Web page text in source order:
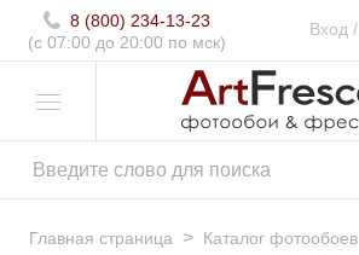
8 (800) 234-13-23
(c 07:00 до 20:00 по мск)
Вход /
Главная страница > Каталог фотообоев